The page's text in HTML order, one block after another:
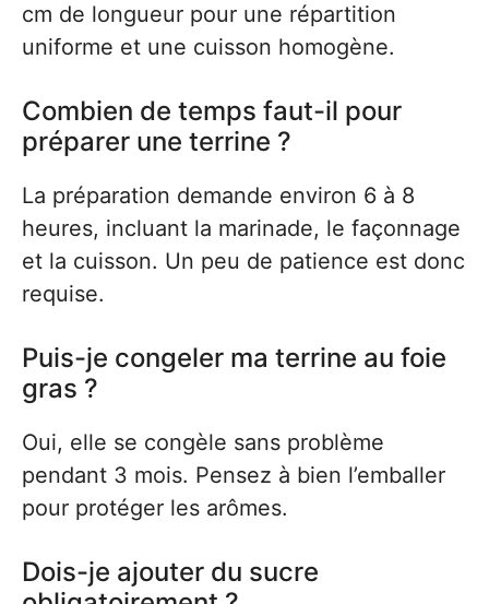
cm de longueur pour une répartition
uniforme et une cuisson homogène.
Combien de temps faut-il pour
préparer une terrine ?
La préparation demande environ 6 à 8
heures, incluant la marinade, le façonnage
et la cuisson. Un peu de patience est donc
requise.
Puis-je congeler ma terrine au foie
gras ?
Oui, elle se congèle sans problème
pendant 3 mois. Pensez à bien l’emballer
pour protéger les arômes.
Dois-je ajouter du sucre